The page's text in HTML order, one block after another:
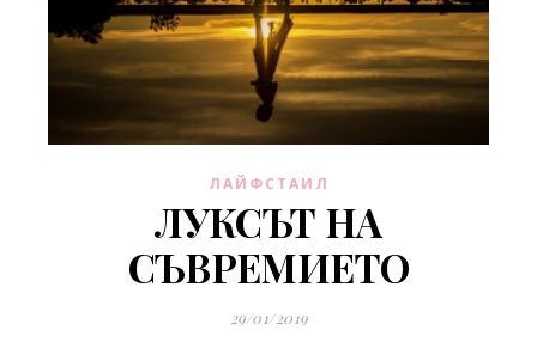
ЛАЙФСТАИЛ
ЛУКСЪТ НА
СЪВРЕМИЕТО
29/01/2019